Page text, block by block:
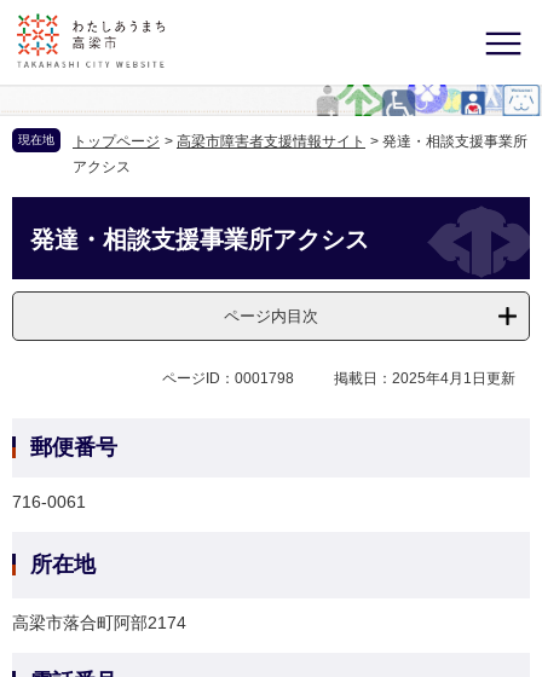
現在地 トップページ > 高梁市障害者支援情報サイト > 発達・相談支援事業所
アクシス
発達・相談支援事業所アクシス
ページ内目次
ページID：0001798 掲載日：2025年4月1日更新
郵便番号
716-0061
所在地
高梁市落合町阿部2174